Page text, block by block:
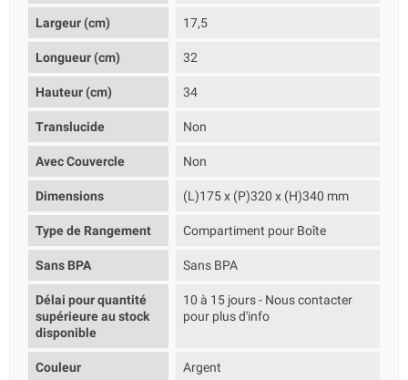
Largeur (cm) 17,5
Longueur (cm) 32
Hauteur (cm) 34
Translucide Non
Avec Couvercle Non
Dimensions (L)175 x (P)320 x (H)340 mm
Type de Rangement Compartiment pour Boîte
Sans BPA Sans BPA
Délai pour quantité
supérieure au stock
disponible
10 à 15 jours - Nous contacter
pour plus d'info
Couleur Argent